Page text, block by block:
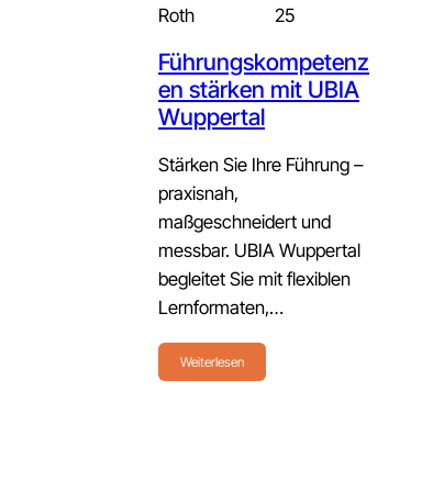
Roth
25
Führungskompetenz
en stärken mit UBIA
Wuppertal
Stärken Sie Ihre Führung –
praxisnah,
maßgeschneidert und
messbar. UBIA Wuppertal
begleitet Sie mit flexiblen
Lernformaten,…
Weiterlesen